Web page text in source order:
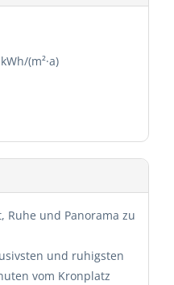
(m²·a)
Ruhe und Panorama zu
und ruhigsten
vom Kronplatz